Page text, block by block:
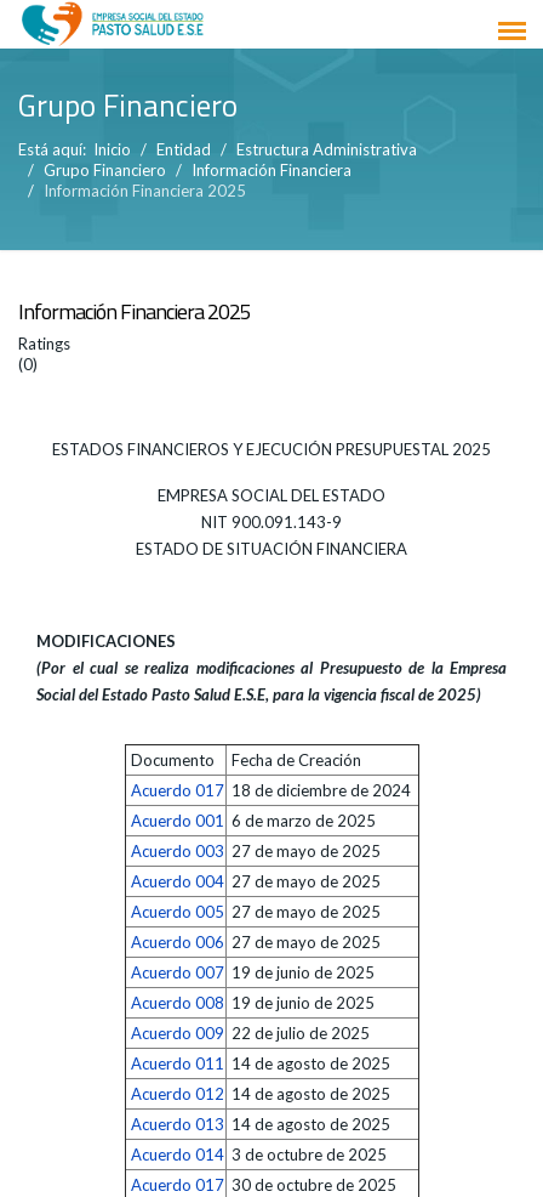
Grupo Financiero
Está aquí: Inicio Entidad
Estructura Administrativa
Grupo Financiero
Información Financiera
Información Financiera 2025
Información Financiera 2025
Ratings
(0)
ESTADOS FINANCIEROS Y EJECUCIÓN PRESUPUESTAL 2025
EMPRESA SOCIAL DEL ESTADO
NIT 900.091.143-9
ESTADO DE SITUACIÓN FINANCIERA
MODIFICACIONES
(Por el cual se realiza modificaciones al Presupuesto de la Empresa
Social del Estado Pasto Salud E.S.E, para la vigencia fiscal de 2025)
Documento
Fecha de Creación
Acuerdo 017 18 de diciembre de 2024
Acuerdo 001 6 de marzo de 2025
Acuerdo 003 27 de mayo de 2025
Acuerdo 004 27 de mayo de 2025
Acuerdo 005 27 de mayo de 2025
Acuerdo 006 27 de mayo de 2025
Acuerdo 007 19 de junio de 2025
Acuerdo 008 19 de junio de 2025
Acuerdo 009 22 de julio de 2025
Acuerdo 011
14 de agosto de 2025
Acuerdo 012 14 de agosto de 2025
Acuerdo 013 14 de agosto de 2025
Acuerdo 014 3 de octubre de 2025
Acuerdo 017 30 de octubre de 2025